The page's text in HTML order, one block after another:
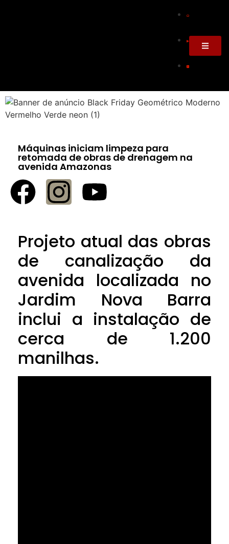
Máquinas iniciam limpeza para
retomada de obras de drenagem na
avenida Amazonas
Projeto atual das obras
de canalização da
avenida localizada no
Jardim Nova Barra
inclui a instalação de
cerca de 1.200
manilhas.